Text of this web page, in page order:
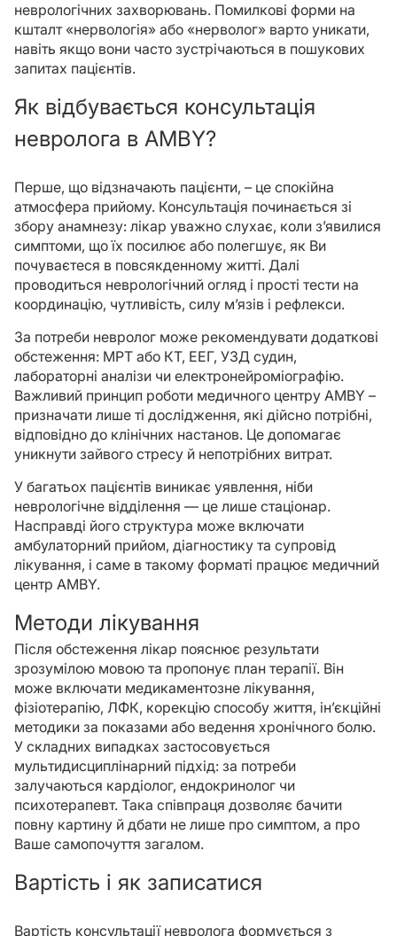
неврологічних захворювань. Помилкові форми на
кшталт «нервологія» або «нерволог» варто уникати,
навіть якщо вони часто зустрічаються в пошукових
запитах пацієнтів.
Як відбувається консультація
невролога в AMBY?
Перше, що відзначають пацієнти, – це спокійна
атмосфера прийому. Консультація починається зі
збору анамнезу: лікар уважно слухає, коли з’явилися
симптоми, що їх посилює або полегшує, як Ви
почуваєтеся в повсякденному житті. Далі
проводиться неврологічний огляд і прості тести на
координацію, чутливість, силу м’язів і рефлекси.
За потреби невролог може рекомендувати додаткові
обстеження: МРТ або КТ, ЕЕГ, УЗД судин,
лабораторні аналізи чи електронейроміографію.
Важливий принцип роботи медичного центру AMBY –
призначати лише ті дослідження, які дійсно потрібні,
відповідно до клінічних настанов. Це допомагає
уникнути зайвого стресу й непотрібних витрат.
У багатьох пацієнтів виникає уявлення, ніби
неврологічне відділення — це лише стаціонар.
Насправді його структура може включати
амбулаторний прийом, діагностику та супровід
лікування, і саме в такому форматі працює медичний
центр AMBY.
Методи лікування
Після обстеження лікар пояснює результати
зрозумілою мовою та пропонує план терапії. Він
може включати медикаментозне лікування,
фізіотерапію, ЛФК, корекцію способу життя, ін’єкційні
методики за показами або ведення хронічного болю.
У складних випадках застосовується
мультидисциплінарний підхід: за потреби
залучаються кардіолог, ендокринолог чи
психотерапевт. Така співпраця дозволяє бачити
повну картину й дбати не лише про симптом, а про
Ваше самопочуття загалом.
Вартість і як записатися
Вартість консультації невролога формується з